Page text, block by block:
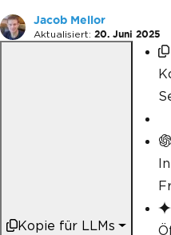
Jacob Mellor
Aktualisiert: 20. Juni 2025
Kopie für LLMs